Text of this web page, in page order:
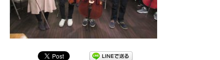
演奏会の歴史
出張演奏
九大フィル特集ページ